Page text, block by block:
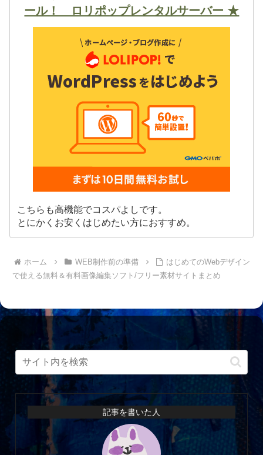
ール！ ロリポップレンタルサーバー ★
こちらも高機能でコスパよしです。
とにかくお安くはじめたい方におすすめ。
ホーム WEB制作前の準備
はじめてのWebデザイン
で使える無料＆有料画像編集ソフト/フリー素材サイトまとめ
記事を書いた人